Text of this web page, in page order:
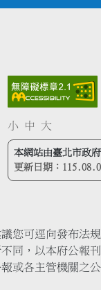
小 中 大
本網站由臺北市政
更新日期：
您可逕向發布法
同，以本府公報刊
或各主管機關之